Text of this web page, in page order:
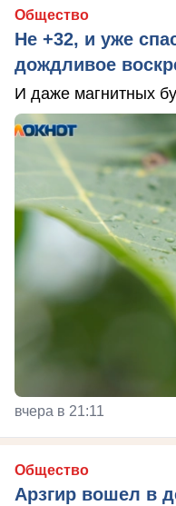
Общество
Не +32, и уже
дождливое
И даже магнитных
вчера в 21:11
Общество
Арзгир вошел в